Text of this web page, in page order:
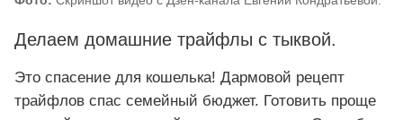
Делаем домашние трайфлы с тыквой.
Это спасение для кошелька! Дармовой рецепт
трайфлов спас семейный бюджет. Готовить проще